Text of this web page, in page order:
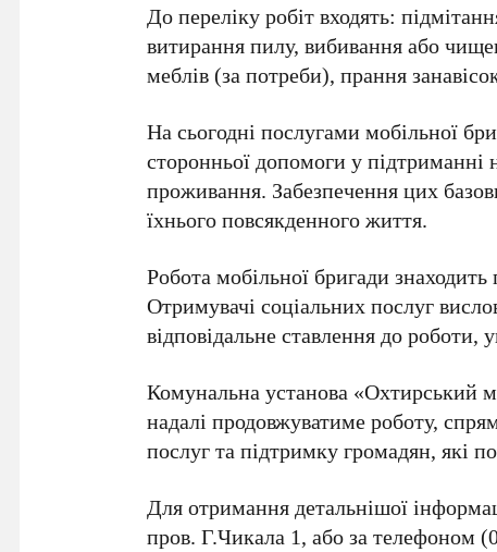
До переліку робіт входять:
витирання пилу, вибивання або
меблів (за потреби), прання
На сьогодні послугами мобільної
сторонньої допомоги у
проживання. Забезпечення цих
їхнього повсякденного життя.
Робота мобільної бригади
Отримувачі соціальних послуг
відповідальне ставлення до роботи,
Комунальна установа «Охтирський
надалі продовжуватиме роботу,
послуг та підтримку громадян, які
Для отримання детальнішої
пров. Г.Чикала 1, або за телефоном